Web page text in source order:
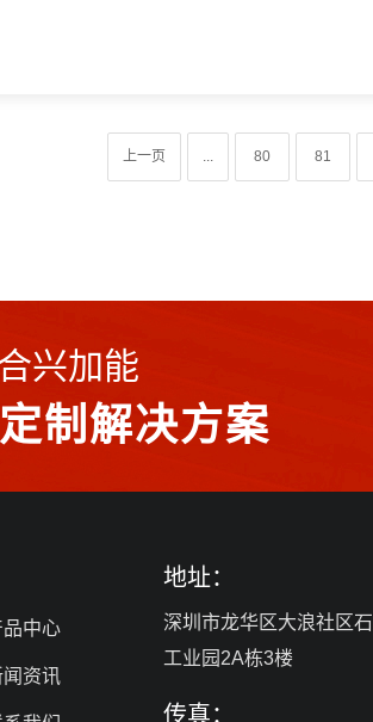
上一页 ... 80 81
兴加能
制解决方案
品中心
闻资讯
地址：
深圳市龙华区大浪社区
工业园2A栋3楼
传真：